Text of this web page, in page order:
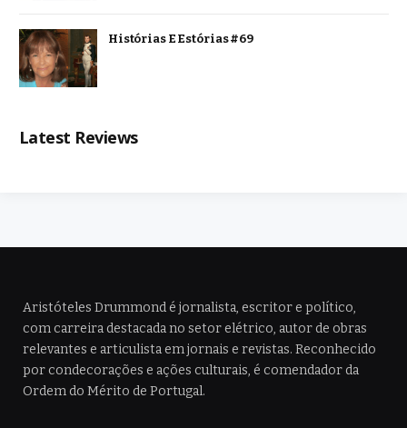
Histórias E Estórias #69
Latest Reviews
Aristóteles Drummond é jornalista, escritor e político,
com carreira destacada no setor elétrico, autor de obras
relevantes e articulista em jornais e revistas. Reconhecido
por condecorações e ações culturais, é comendador da
Ordem do Mérito de Portugal.